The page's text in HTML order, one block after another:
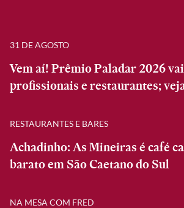
31 DE AGOSTO
Vem aí! Prêmio Paladar 2026
profissionais e restaurantes;
RESTAURANTES E BARES
Achadinho: As Mineiras é café
barato em São Caetano do Sul
NA MESA COM FRED